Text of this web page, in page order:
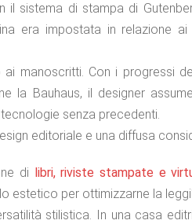
sistema di stampa di
era impostata in relazione
manoscritti. Con i progressi
la Bauhaus, il designer
senza precedenti.
editoriale e una diffusa
di libri, riviste stampate e
estetico per ottimizzarne la
stilistica. In una casa